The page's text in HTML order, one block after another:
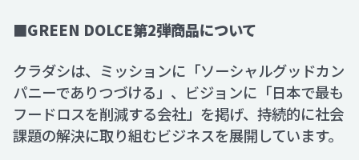
■GREEN DOLCE第2弾商品について
クラダシは、ミッションに「ソーシャルグッドカン
パニーでありつづける」、ビジョンに「日本で最も
フードロスを削減する会社」を掲げ、持続的に社会
課題の解決に取り組むビジネスを展開しています。